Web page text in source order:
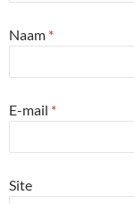
Naam *
E-mail *
Site